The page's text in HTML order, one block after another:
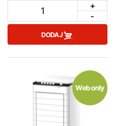
1
+
-
DODAJ
Web only